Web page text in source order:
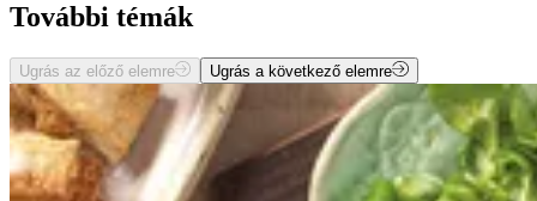
További témák
Ugrás az előző elemre Ugrás a következő elemre